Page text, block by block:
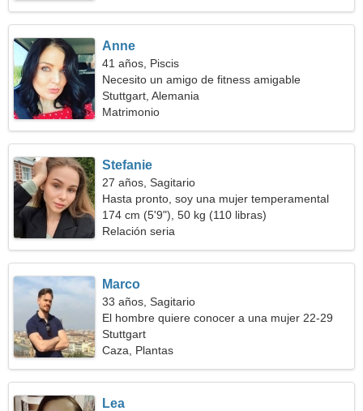
Anne
41 años, Piscis
Necesito un amigo de fitness amigable
Stuttgart, Alemania
Matrimonio
Stefanie
27 años, Sagitario
Hasta pronto, soy una mujer temperamental
174 cm (5'9"), 50 kg (110 libras)
Relación seria
Marco
33 años, Sagitario
El hombre quiere conocer a una mujer 22-29
Stuttgart
Caza, Plantas
Lea